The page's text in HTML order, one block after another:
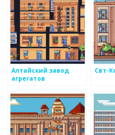
Алтайский завод
агрегатов
Свт-